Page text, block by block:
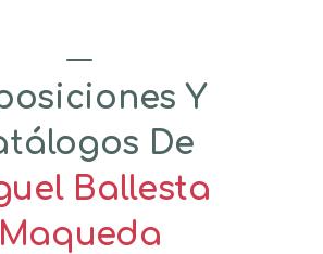
Y
De
Ballesta
Maqueda